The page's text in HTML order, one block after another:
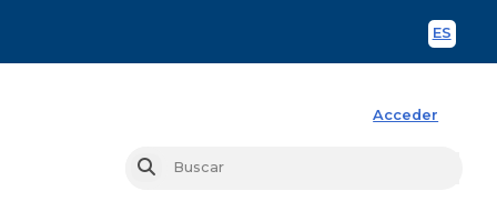
ES
Acceder
Buscar